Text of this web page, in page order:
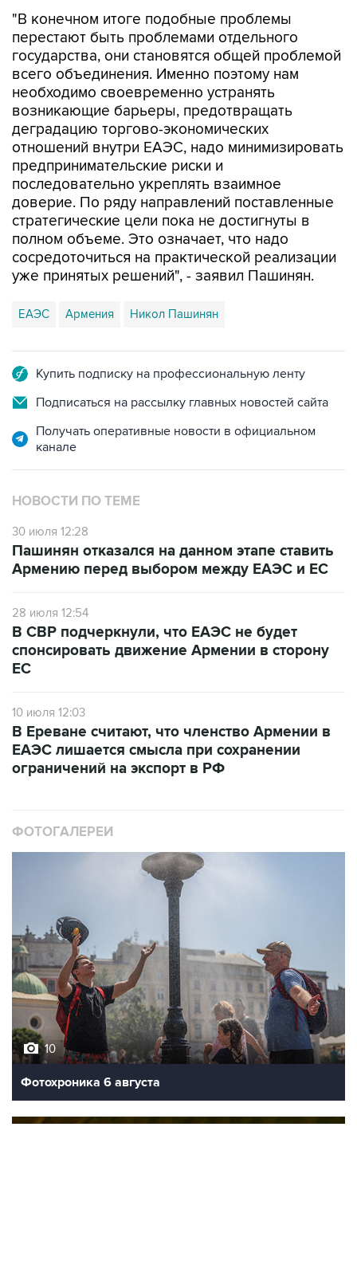
"В конечном итоге подобные проблемы
перестают быть проблемами отдельного
государства, они становятся общей проблемой
всего объединения. Именно поэтому нам
необходимо своевременно устранять
возникающие барьеры, предотвращать
деградацию торгово-экономических
отношений внутри ЕАЭС, надо минимизировать
предпринимательские риски и
последовательно укреплять взаимное
доверие. По ряду направлений поставленные
стратегические цели пока не достигнуты в
полном объеме. Это означает, что надо
сосредоточиться на практической реализации
уже принятых решений", - заявил Пашинян.
ЕАЭС Армения Никол Пашинян
Купить подписку на профессиональную ленту
Подписаться на рассылку главных новостей сайта
Получать оперативные новости в официальном
канале
НОВОСТИ ПО ТЕМЕ
30 июля 12:28
Пашинян отказался на данном этапе ставить
Армению перед выбором между ЕАЭС и ЕС
28 июля 12:54
В СВР подчеркнули, что ЕАЭС не будет
спонсировать движение Армении в сторону
ЕС
10 июля 12:03
В Ереване считают, что членство Армении в
ЕАЭС лишается смысла при сохранении
ограничений на экспорт в РФ
ФОТОГАЛЕРЕИ
10
Фотохроника 6 августа